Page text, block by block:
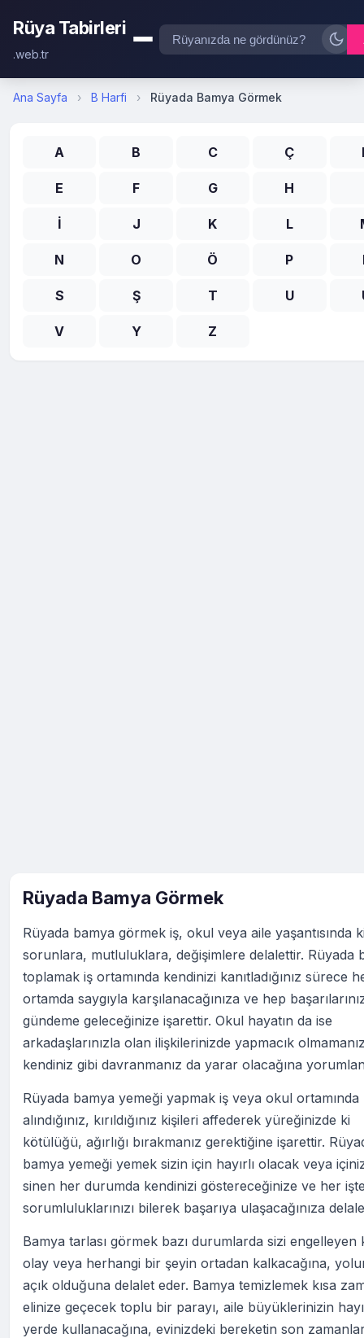
Rüya Tabirleri
.web.tr
Ana Sayfa › B Harfi › Rüyada Bamya Görmek
A B C Ç
E F G H
İ J K L
N O Ö P
S Ş T U
V Y Z
Rüyada Bamya Görmek
Rüyada bamya görmek iş, okul veya aile yaşantısında
sorunlara, mutluluklara, değişimlere delalettir. Rüyada
toplamak iş ortamında kendinizi kanıtladığınız sürece
ortamda saygıyla karşılanacağınıza ve hep
gündeme geleceğinize işarettir. Okul hayatın da ise
arkadaşlarınızla olan ilişkilerinizde yapmacık
kendiniz gibi davranmanız da yarar olacağına
Rüyada bamya yemeği yapmak iş veya okul ortamında
alındığınız, kırıldığınız kişileri affederek yüreğinizde ki
kötülüğü, ağırlığı bırakmanız gerektiğine işarettir.
bamya yemeği yemek sizin için hayırlı olacak veya
sinen her durumda kendinizi göstereceğinize ve her
sorumluluklarınızı bilerek başarıya ulaşacağınıza
Bamya tarlası görmek bazı durumlarda sizi engelleyen
olay veya herhangi bir şeyin ortadan kalkacağına,
açık olduğuna delalet eder. Bamya temizlemek kısa
elinize geçecek toplu bir parayı, aile büyüklerinizin
yerde kullanacağına, evinizdeki bereketin son